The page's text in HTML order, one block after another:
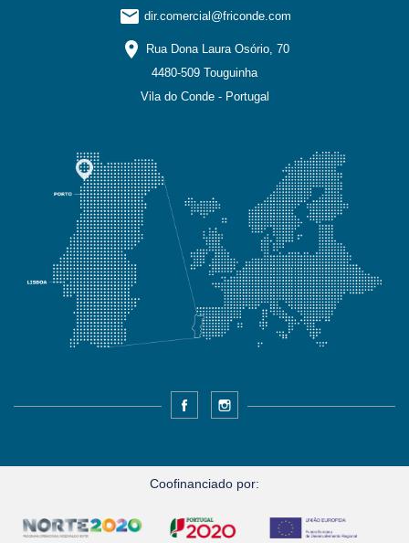
email dir.comercial@friconde.com
location_on
Rua Dona Laura Osório, 70
4480-509 Touguinha
Vila do Conde - Portugal
Facebook
Coofinanciado por: